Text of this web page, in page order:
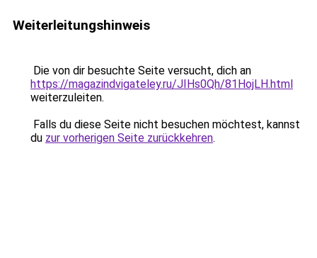
Weiterleitungshinweis
Die von dir besuchte Seite versucht, dich an
https://magazindvigateley.ru/JIHs0Qh/81HojLH.html
weiterzuleiten.
Falls du diese Seite nicht besuchen möchtest, kannst
du zur vorherigen Seite zurückkehren.